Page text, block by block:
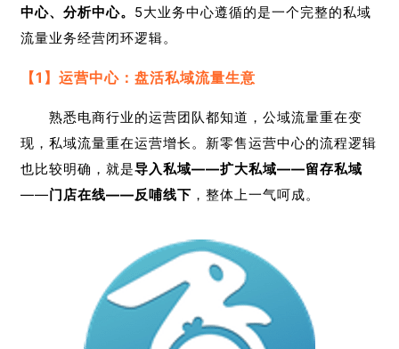
中心、分析中心。 5大业务中心遵循的是一个完整的私域
流量业务经营闭环逻辑。
【1】运营中心：盘活私域流量生意
熟悉电商行业的运营团队都知道，公域流量重在变
现，私域流量重在运营增长。新零售运营中心的流程逻辑
也比较明确，就是导入私域——扩大私域——留存私域
——门店在线——反哺线下 ，整体上一气呵成。